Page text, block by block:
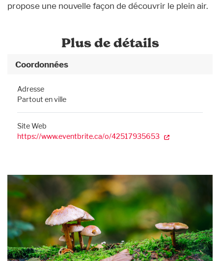
propose une nouvelle façon de découvrir le plein air.
Plus de détails
Coordonnées
Adresse
Partout en ville
Site Web
https://www.eventbrite.ca/o/42517935653